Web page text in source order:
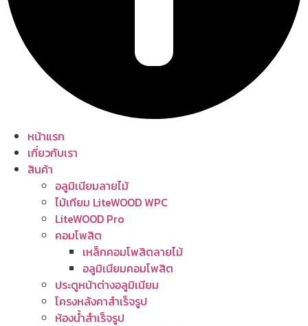
หน้าแรก
เกี่ยวกับเรา
สินค้า
อลูมิเนียมลายไม้
ไม้เทียม LiteWOOD WPC
LiteWOOD Pro
คอมโพสิต
เหล็กคอมโพสิตลายไม้
อลูมิเนียมคอมโพสิต
ประตูหน้าต่างอลูมิเนียม
โครงหลังคาสำเร็จรูป
ห้องน้ำสำเร็จรูป